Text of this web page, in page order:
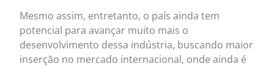
Mesmo assim, entretanto, o país ainda tem
potencial para avançar muito mais o
desenvolvimento dessa indústria, buscando maior
inserção no mercado internacional, onde ainda é